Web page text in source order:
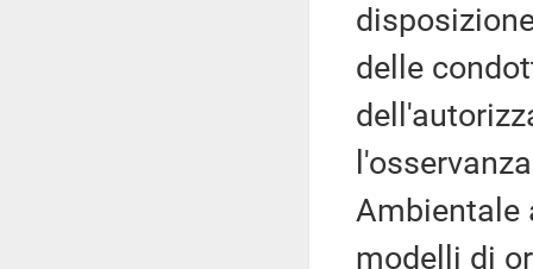
delle
Ambientale
modelli di